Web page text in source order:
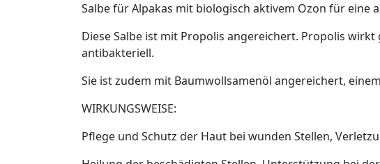
Salbe für Alpakas mit biologisch aktivem Ozon für
Diese Salbe ist mit Propolis angereichert. Propolis
antibakteriell.
Sie ist zudem mit Baumwollsamenöl angereichert,
WIRKUNGSWEISE:
Pflege und Schutz der Haut bei wunden Stellen,